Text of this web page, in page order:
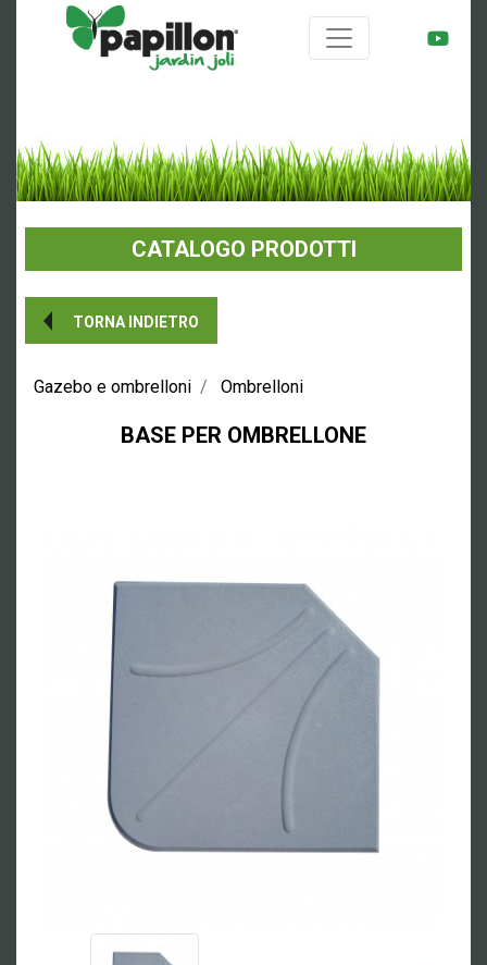
CATALOGO PRODOTTI
TORNA INDIETRO
Gazebo e ombrelloni Ombrelloni
BASE PER OMBRELLONE